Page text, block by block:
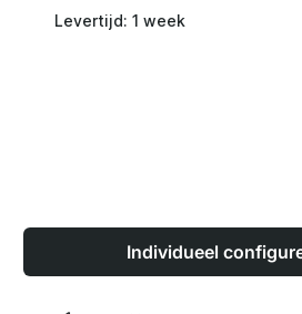
Levertijd: 1 week
Individueel
Aantal